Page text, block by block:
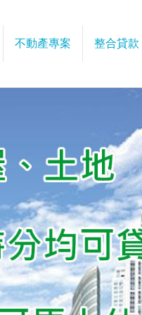
不動產專案 整合貸款